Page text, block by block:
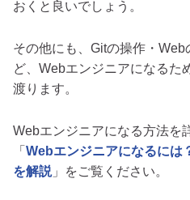
おくと良いでしょう。
その他にも、Gitの操作・
ど、Webエンジニアになるた
渡ります。
Webエンジニアになる方法を
「 Webエンジニアになるには
を解説」をご覧ください。